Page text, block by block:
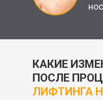
КАКИЕ
ПОСЛЕ
ЛИФТИНГА